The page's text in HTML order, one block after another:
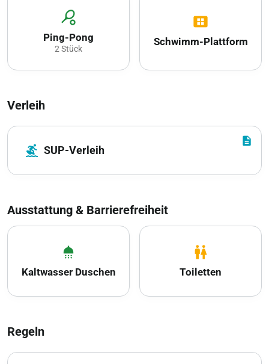
sports_tennis
Ping-Pong
2 Stück
view_cozy
Schwimm-Plattform
Verleih
description
surfing SUP-Verleih
Ausstattung & Barrierefreiheit
shower
Kaltwasser Duschen
wc
Toiletten
Regeln